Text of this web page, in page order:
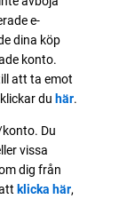
e-
dina köp
konto.
att ta emot
du här.
Du
vissa
dig från
klicka här,